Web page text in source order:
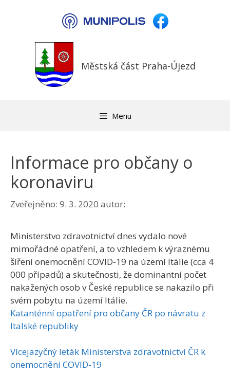
Městská část Praha-Újezd
Menu
Informace pro občany o
koronaviru
Zveřejněno: 9. 3. 2020 autor:
Ministerstvo zdravotnictví dnes vydalo nové
mimořádné opatření, a to vzhledem k výraznému
šíření onemocnění COVID-19 na území Itálie (cca 4
000 případů) a skutečnosti, že dominantní počet
nakažených osob v České republice se nakazilo při
svém pobytu na území Itálie.
Katanténní opatření pro občany ČR po návratu z
Italské republiky
Vícejazyčný leták Ministerstva zdravotnictví ČR k
onemocnění COVID-19